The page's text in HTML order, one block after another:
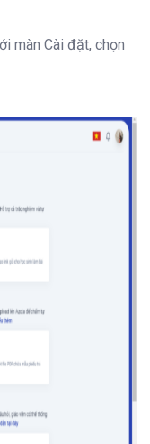
màn Cài đặt, chọn